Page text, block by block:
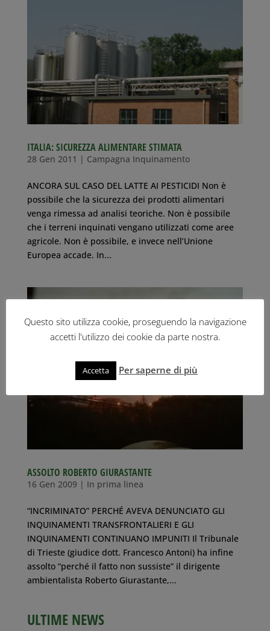
ITALIA: SICUREZZA ALIMENTARE STIMATA
28 Gen 2011 | Campagna Inquinamento
ANCORA SUL CASO DEL LATTE AI PESTICIDI Non è
possibile che la sicurezza dei prodotti alimentari
venga rimessa ad analisi teoriche. Non è possibile
che i terreni inquinati vengano utilizzati come aree
agricole. Non è possibile, e invece nell’Unione
Europea accade. In...
ASSOLTO ROBERTO GIURASTANTE
16 Gen 2009 | In prima linea
“INCRIMINATO” PERCHÉ AVEVA DENUNCIATO GLI
INQUINAMENTI TRANSFRONTALIERI E GLI
INQUINAMENTI CONTINUANO IMPUNITI Il Tribunale
di Trieste (giudice dott. Francesco Antoni) ha infine
assolto “perché il fatto non sussiste” il dirigente
ambientalista Roberto Giurastante,...
ULTIME NEWS
Questo sito utilizza cookie, proseguendo la navigazione
accetti l'utilizzo dei cookie da parte nostra.
Accetta Per saperne di più